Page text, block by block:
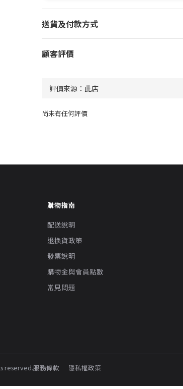
送貨及付款方式
顧客評價
尚未有任何評價
購物指南
配送說明
退換貨政策
發票說明
購物金與會員點數
常見問題
reserved.服務條款 隱私權政策